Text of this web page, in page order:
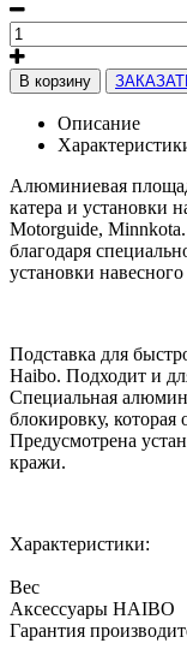
В корзину
Описание
Алюминиевая
катера и установки
Motorguide,
благодаря
установки
Подставка для
Haibo. Подходит и
Специальная
блокировку,
Предусмотрена
кражи.
Характеристики:
Вес 1
Аксессуары
Гарантия